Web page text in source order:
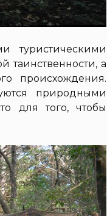
туристическими
таинственности, а
происхождения.
природными
для того, чтобы